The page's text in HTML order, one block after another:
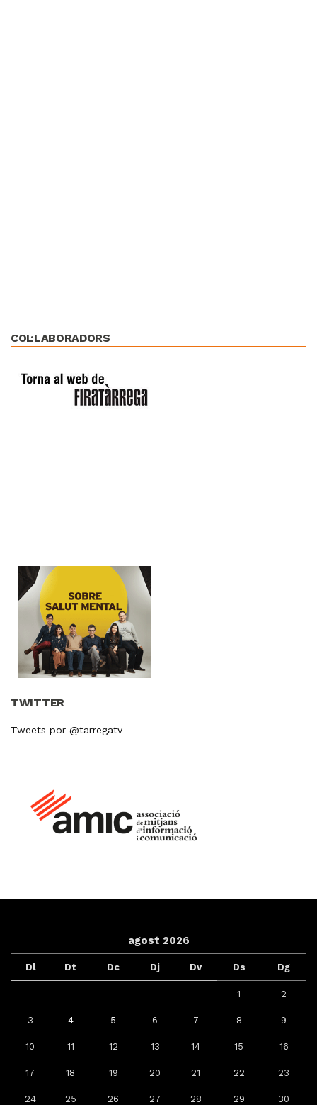
COL·LABORADORS
TWITTER
Tweets por @tarregatv
agost 2026
Dl Dt Dc Dj Dv Ds Dg
1 2
3 4 5 6 7 8 9
10 11 12 13 14 15 16
17 18 19 20 21 22 23
24 25 26 27 28 29 30